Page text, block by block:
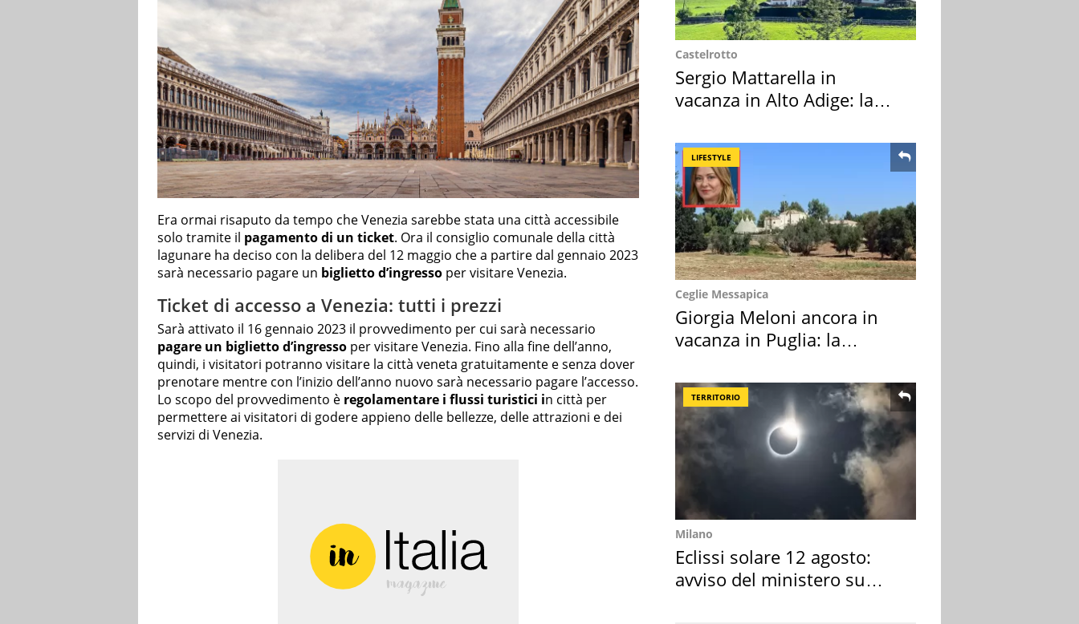
Era ormai risaputo da tempo che Venezia sarebbe stata una città accessibile
solo tramite il pagamento di un ticket. Ora il consiglio comunale della città
lagunare ha deciso con la delibera del 12 maggio che a partire dal gennaio 2023
sarà necessario pagare un biglietto d’ingresso per visitare Venezia.
Ticket di accesso a Venezia: tutti i prezzi
Sarà attivato il 16 gennaio 2023 il provvedimento per cui sarà necessario
pagare un biglietto d’ingresso per visitare Venezia. Fino alla fine dell’anno,
quindi, i visitatori potranno visitare la città veneta gratuitamente e senza dover
prenotare mentre con l’inizio dell’anno nuovo sarà necessario pagare l’accesso.
Lo scopo del provvedimento è regolamentare i flussi turistici in città per
permettere ai visitatori di godere appieno delle bellezze, delle attrazioni e dei
servizi di Venezia.
Castelrotto
Sergio Mattarella in
vacanza in Alto Adige: la
LIFESTYLE
Ceglie Messapica
Giorgia Meloni ancora in
vacanza in Puglia: la
TERRITORIO
Milano
Eclissi solare 12 agosto:
avviso del ministero su